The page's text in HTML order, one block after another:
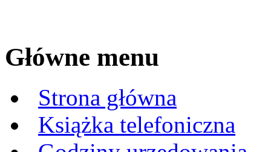
Główne menu
Strona główna
Książka telefoniczna